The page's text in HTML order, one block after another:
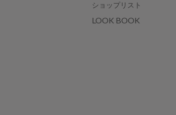
ショップリスト
LOOK BOOK